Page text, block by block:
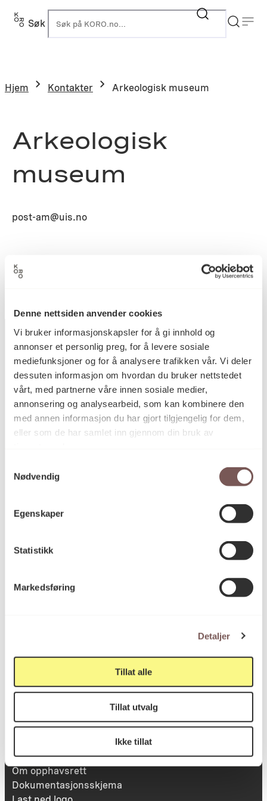
Denne nettsiden anvender cookies
Vi bruker informasjonskapsler for å gi innhold og
annonser et personlig preg, for å levere sosiale
mediefunksjoner og for å analysere trafikken vår. Vi deler
dessuten informasjon om hvordan du bruker nettstedet
vårt, med partnerne våre innen sosiale medier,
annonsering og analysearbeid, som kan kombinere den
med annen informasjon du har gjort tilgjengelig for dem,
eller som de har samlet inn gjennom din bruk av
Nødvendig
Egenskaper
Statistikk
Markedsføring
Detaljer
Tillat alle
Tillat utvalg
Ikke tillat
Søk
Hjem Kontakter Arkeologisk museum
Arkeologisk
museum
post-am@uis.no
Stavanger
Postadresse
Postboks 6994
St. Olavs plass
post@koro.no
Besøksadresse
Viktig info
Utbetaling og fakturering
Personvernerklæring
Om opphavsrett
Dokumentasjonsskjema